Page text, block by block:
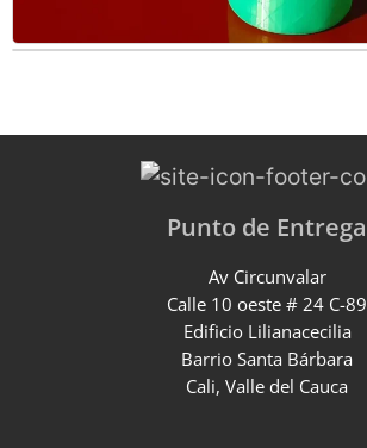
Punto de Entrega
Av Circunvalar
Calle 10 oeste # 24 C-89
Edificio Lilianacecilia
Barrio Santa Bárbara
Cali, Valle del Cauca